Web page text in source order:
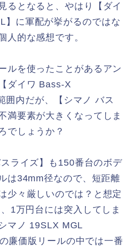
るとなると、やはり【ダイ
】に軍配が挙がるのではな
人的な感想です。
ルを使ったことがあるアン
ダイワ Bass-X
囲内だが、【シマノ バス
満要素が大きくなってしま
でしょうか？
ライズ】も150番台のボデ
は34mm径なので、短距離
少々厳しいのでは？と想定
1万円台には突入してしま
マノ 19SLX MGL
廉価版リールの中では一番